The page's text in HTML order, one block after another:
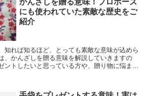
にも使われていた素敵な歴史をご
紹介
知れば知るほど、とっても素敵な意味が込めら
、かんざしを贈る意味を解説していきますの
ントしたいと思っている方や、贈り物に悩まれ